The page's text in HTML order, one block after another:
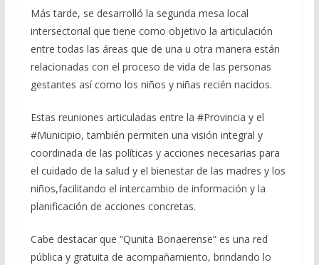
Más tarde, se desarrolló la segunda mesa local
intersectorial que tiene como objetivo la articulación
entre todas las áreas que de una u otra manera están
relacionadas con el proceso de vida de las personas
gestantes así como los niños y niñas recién nacidos.
Estas reuniones articuladas entre la #Provincia y el
#Municipio, también permiten una visión integral y
coordinada de las políticas y acciones necesarias para
el cuidado de la salud y el bienestar de las madres y los
niños,facilitando el intercambio de información y la
planificación de acciones concretas.
Cabe destacar que “Qunita Bonaerense” es una red
pública y gratuita de acompañamiento, brindando lo